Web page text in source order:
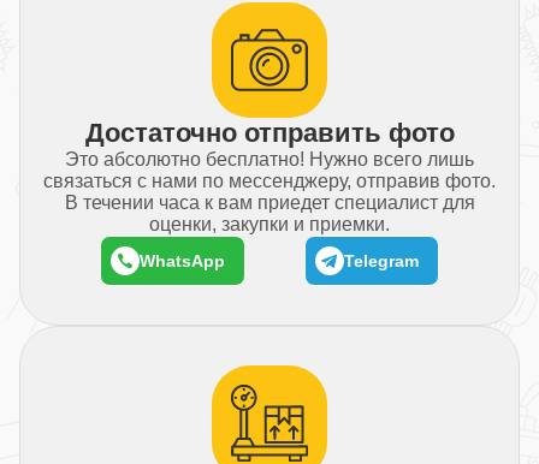
Достаточно отправить фото
Это абсолютно бесплатно! Нужно всего лишь
связаться с нами по мессенджеру, отправив фото.
В течении часа к вам приедет специалист для
оценки, закупки и приемки.
WhatsApp Telegram